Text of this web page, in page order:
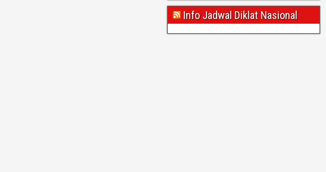
Info Jadwal Diklat Nasional